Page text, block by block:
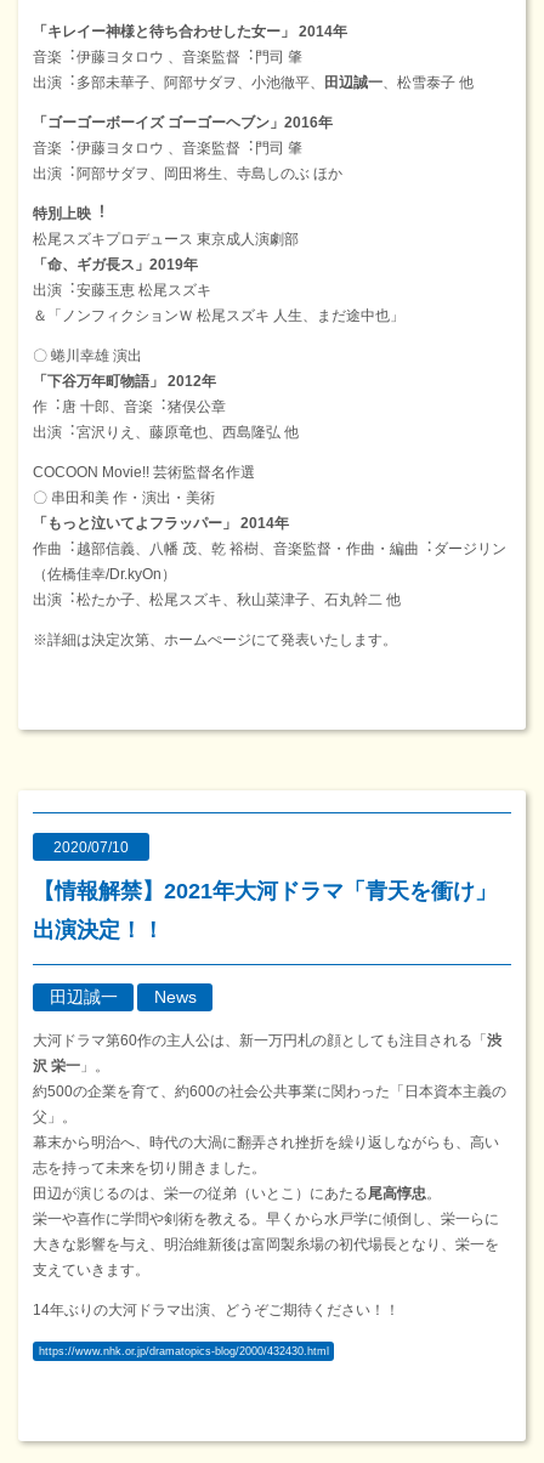
「キレイー神様と待ち合わせした⼥ー」 2014年
⾳楽︓伊藤ヨタロウ 、⾳楽監督︓門司 肇
出演︓多部未華⼦、阿部サダヲ、⼩池徹平、 ⽥辺誠⼀ 、松雪泰⼦ 他
「ゴーゴーボーイズ ゴーゴーヘブン」2016年
⾳楽︓伊藤ヨタロウ 、⾳楽監督︓門司 肇
出演︓阿部サダヲ、岡⽥将⽣、寺島しのぶ ほか
特別上映︕
松尾スズキプロデュース 東京成⼈演劇部
「命、ギガ⻑ス」2019年
出演︓安藤⽟恵 松尾スズキ
＆「ノンフィクションＷ 松尾スズキ ⼈⽣、まだ途中也」
〇 蜷川幸雄 演出
「下⾕万年町物語」 2012年
作︓唐 ⼗郎、⾳楽︓猪俣公章
出演︓宮沢りえ、藤原⻯也、⻄島隆弘 他
COCOON Movie!! 芸術監督名作選
〇 串⽥和美 作・演出・美術
「もっと泣いてよフラッパー」 2014年
作曲︓越部信義、⼋幡 茂、乾 裕樹、⾳楽監督・作曲・編曲︓ダージリン
（佐橋佳幸/Dr.kyOn）
出演︓松たか⼦、松尾スズキ、秋⼭菜津⼦、⽯丸幹⼆ 他
※詳細は決定次第、ホームぺージにて発表いたします。
2020/07/10
【情報解禁】2021年大河ドラマ「青天を衝け」
出演決定！！
田辺誠一 News
大河ドラマ第60作の主人公は、新一万円札の顔としても注目される「渋
沢 栄一 」。
約500の企業を育て、約600の社会公共事業に関わった「日本資本主義の
父」。
幕末から明治へ、時代の大渦に翻弄され挫折を繰り返しながらも、高い
志を持って未来を切り開きました。
田辺が演じるのは、栄一の従弟（いとこ）にあたる尾高惇忠 。
栄一や喜作に学問や剣術を教える。早くから水戸学に傾倒し、栄一らに
大きな影響を与え、明治維新後は富岡製糸場の初代場長となり、栄一を
支えていきます。
14年ぶりの大河ドラマ出演、どうぞご期待ください！！
https://www.nhk.or.jp/dramatopics-blog/2000/432430.html